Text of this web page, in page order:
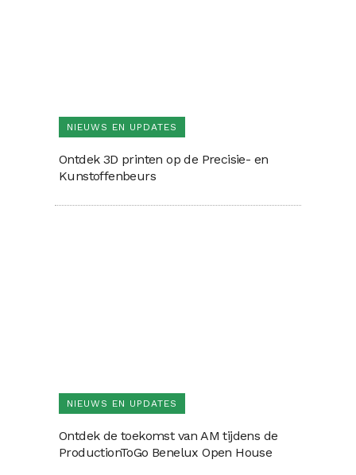
NIEUWS EN UPDATES
Ontdek 3D printen op de Precisie- en
Kunstoffenbeurs
NIEUWS EN UPDATES
Ontdek de toekomst van AM tijdens de
ProductionToGo Benelux Open House